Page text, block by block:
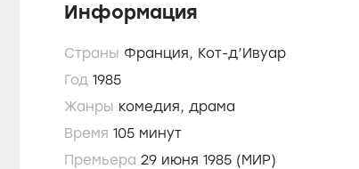
Информация
Страны Франция, Кот-д’Ивуар
Год 1985
Жанры комедия, драма
Время
105 минут
Премьера 29 июня 1985 (МИР)